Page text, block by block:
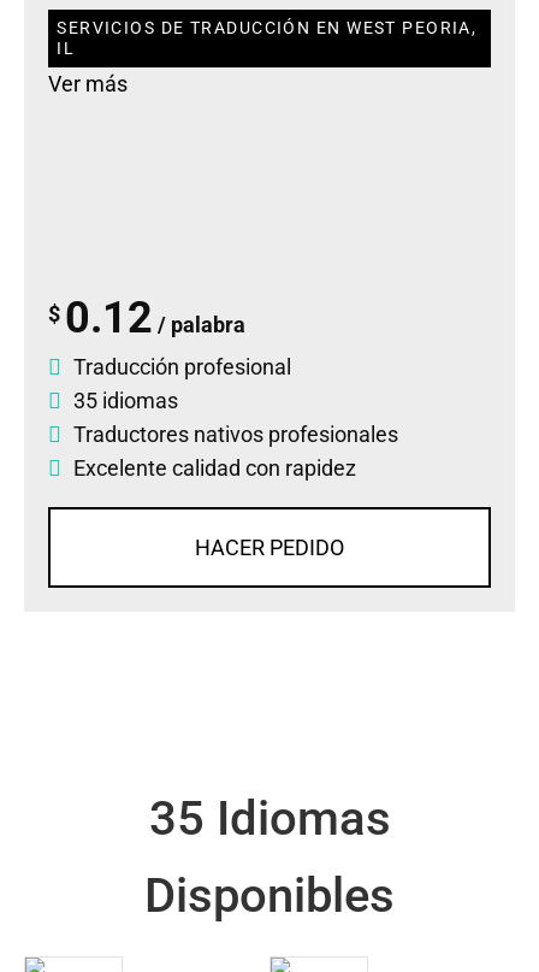
SERVICIOS DE TRADUCCIÓN EN WEST PEORIA,
IL
Ver más
$ 0.12 / palabra
Traducción profesional
35 idiomas
Traductores nativos profesionales
Excelente calidad con rapidez
HACER PEDIDO
35 Idiomas
Disponibles